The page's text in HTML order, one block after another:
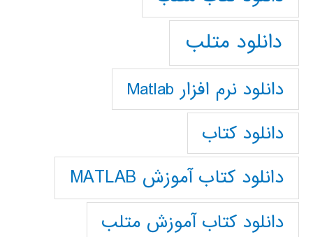
دانلود متلب
دانلود نرم افزار Matlab
دانلود کتاب
دانلود کتاب آموزش MATLAB
دانلود کتاب آموزش متلب